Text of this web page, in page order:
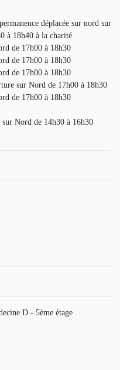
déplacée sur nord sur
à 18h40 à la charité
de 17h00 à 18h30
de 17h00 à 18h30
de 17h00 à 18h30
sur Nord de 17h00 à 18h30
de 17h00 à 18h30
sur Nord de 14h30 à 16h30
D - 5ème étage